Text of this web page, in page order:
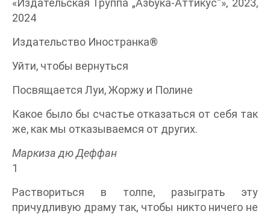
«Издательская Группа „Азбука-Аттикус“», 2023,
2024
Издательство Иностранка®
Уйти, чтобы вернуться
Посвящается Луи, Жоржу и Полине
Какое было бы счастье отказаться от себя так
же, как мы отказываемся от других.
Маркиза дю Деффан
1
Раствориться в толпе, разыграть эту
причудливую драму так, чтобы никто ничего не